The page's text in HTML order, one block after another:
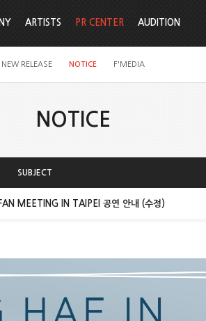
ARTISTS PR CENTER
NEW RELEASE NOTICE F'MEDIA
AUDITION
NOTICE
SUBJECT
MEETING IN TAIPEI 공연 안내 (수정)